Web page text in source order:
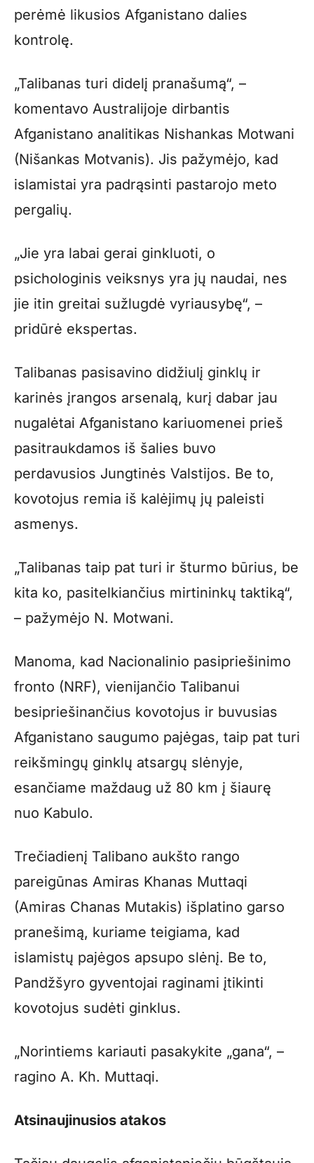
perėmė likusios Afganistano dalies
kontrolę.
„Talibanas turi didelį pranašumą“, –
komentavo Australijoje dirbantis
Afganistano analitikas Nishankas Motwani
(Nišankas Motvanis). Jis pažymėjo, kad
islamistai yra padrąsinti pastarojo meto
pergalių.
„Jie yra labai gerai ginkluoti, o
psichologinis veiksnys yra jų naudai, nes
jie itin greitai sužlugdė vyriausybę“, –
pridūrė ekspertas.
Talibanas pasisavino didžiulį ginklų ir
karinės įrangos arsenalą, kurį dabar jau
nugalėtai Afganistano kariuomenei prieš
pasitraukdamos iš šalies buvo
perdavusios Jungtinės Valstijos. Be to,
kovotojus remia iš kalėjimų jų paleisti
asmenys.
„Talibanas taip pat turi ir šturmo būrius, be
kita ko, pasitelkiančius mirtininkų taktiką“,
– pažymėjo N. Motwani.
Manoma, kad Nacionalinio pasipriešinimo
fronto (NRF), vienijančio Talibanui
besipriešinančius kovotojus ir buvusias
Afganistano saugumo pajėgas, taip pat turi
reikšmingų ginklų atsargų slėnyje,
esančiame maždaug už 80 km į šiaurę
nuo Kabulo.
Trečiadienį Talibano aukšto rango
pareigūnas Amiras Khanas Muttaqi
(Amiras Chanas Mutakis) išplatino garso
pranešimą, kuriame teigiama, kad
islamistų pajėgos apsupo slėnį. Be to,
Pandžšyro gyventojai raginami įtikinti
kovotojus sudėti ginklus.
„Norintiems kariauti pasakykite „gana“, –
ragino A. Kh. Muttaqi.
Atsinaujinusios atakos